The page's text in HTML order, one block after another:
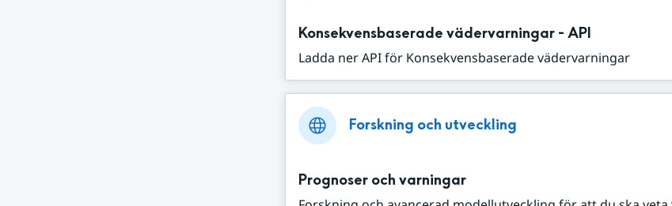
Konsekvensbaserade vädervarningar - API
Ladda ner API för Konsekvensbaserade vädervarningar
Forskning och utveckling
Prognoser och varningar